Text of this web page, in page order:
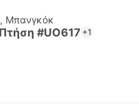
Μπανγκόκ
#UO617 +1